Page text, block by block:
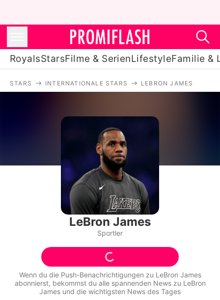
RoyalsStarsFilme & SerienLifestyleFamilie &
Filme & Serien
Lifestyle
Familie & Liebe
Promiflash Exklusiv
Alle Themen auf Promiflash
Jobs
App runterladen
Team
STARS INTERNATIONALE STARS LEBRON JAMES
LeBron James
Sportler
Wenn du die Push-Benachrichtigungen zu LeBron James
abonnierst, bekommst du alle spannenden News zu LeBron
James und die wichtigsten News des Tages